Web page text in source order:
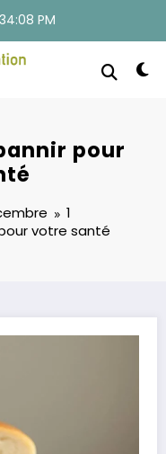
PM
pour
1
votre santé